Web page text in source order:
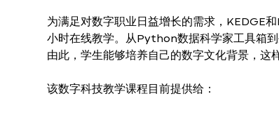
为满足对数字职业日益增长的需求，KEDGE
小时在线教学。从Python数据科学家工具箱
由此，学生能够培养自己的数字文化背景，这
该数字科技教学课程目前提供给：